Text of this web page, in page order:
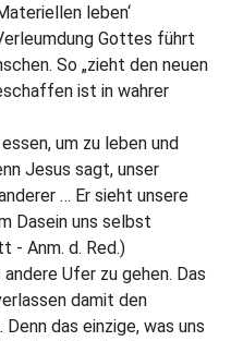
leben‘
Gottes führt
So „zieht den neuen
ist in wahrer
um zu leben und
Jesus sagt, unser
… Er sieht unsere
Dasein uns selbst
- Anm. d. Red.)
Ufer zu gehen. Das
damit den
das einzige, was uns